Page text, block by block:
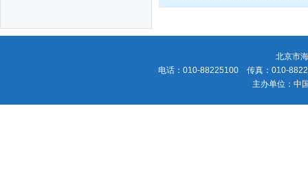
北京市
电话：010-88225100 传真：010-
主办单位：中